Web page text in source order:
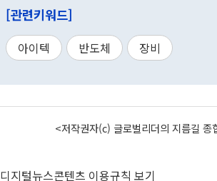
[관련키워드]
아이텍 반도체 장비
<저작권자(c) 글로벌리더의 지름길
디지털뉴스콘텐츠 이용규칙 보기